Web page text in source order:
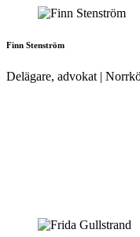
Finn Stenström
Delägare, advokat |